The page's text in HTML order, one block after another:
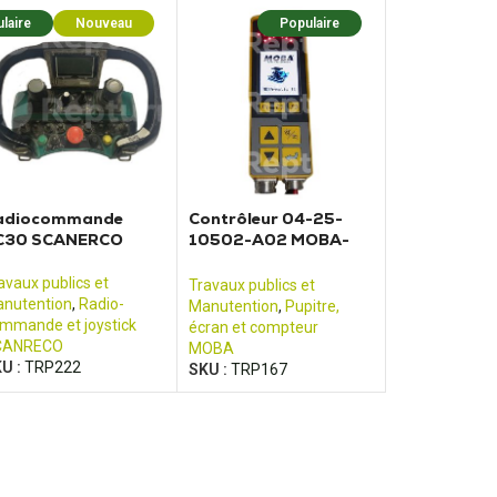
Nouveau
SCANERCO
publics et
, Radio-
et joystick
: TRP222
Populaire
Contrôleur 04-25-
10502-A02 MOBA-
Travaux publics et
Manutention, Pupitre,
écran et compteur
MOBA
SKU :TRP167